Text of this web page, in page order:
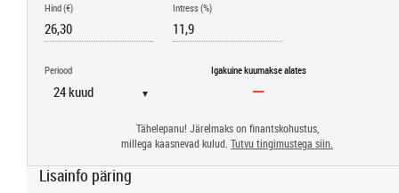
Hind (€) Intress (%)
Periood
▼
Igakuine kuumakse alates
Tähelepanu! Järelmaks on finantskohustus,
millega kaasnevad kulud. Tutvu tingimustega siin.
Lisainfo päring